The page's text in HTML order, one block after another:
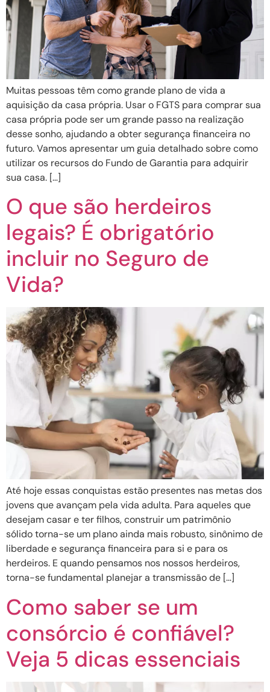
Muitas pessoas têm como grande plano de vida a
aquisição da casa própria. Usar o FGTS para comprar sua
casa própria pode ser um grande passo na realização
desse sonho, ajudando a obter segurança financeira no
futuro. Vamos apresentar um guia detalhado sobre como
utilizar os recursos do Fundo de Garantia para adquirir
sua casa. […]
O que são herdeiros
legais? É obrigatório
incluir no Seguro de
Vida?
Até hoje essas conquistas estão presentes nas metas dos
jovens que avançam pela vida adulta. Para aqueles que
desejam casar e ter filhos, construir um patrimônio
sólido torna-se um plano ainda mais robusto, sinônimo de
liberdade e segurança financeira para si e para os
herdeiros. E quando pensamos nos nossos herdeiros,
torna-se fundamental planejar a transmissão de […]
Como saber se um
consórcio é confiável?
Veja 5 dicas essenciais